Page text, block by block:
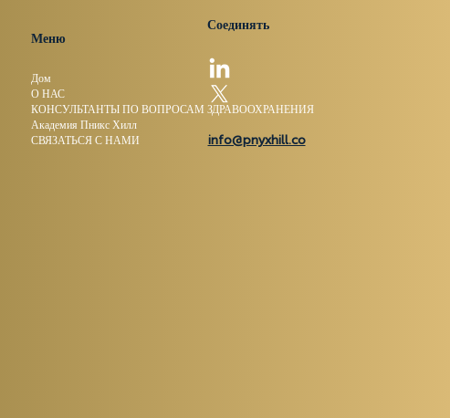
Меню
Дом
О НАС
КОНСУЛЬТАНТЫ ПО ВОПРОСАМ ЗДРАВООХРАНЕНИЯ
Академия Пникс Хилл
СВЯЗАТЬСЯ С НАМИ
Соединять
info@pnyxhill.co